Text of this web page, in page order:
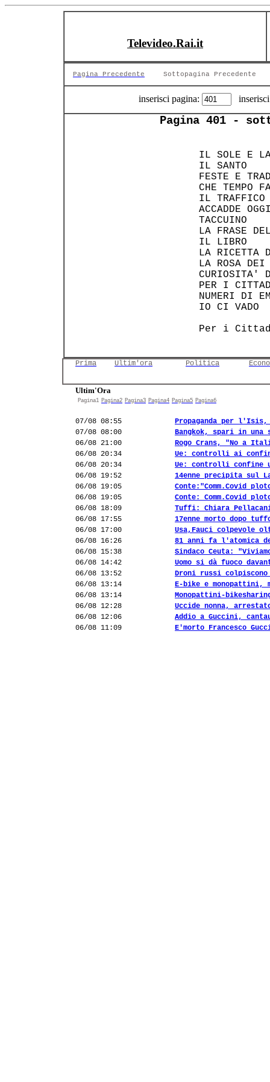
Televideo.Rai.it
Pagina Precedente Sottopagina Precedente
inserisci pagina:
Pagina 401 -
IL
FESTE
CHE
IL
LA
LA
LA
PER I
NUMERI
IO
Per i
Prima Ultim'ora Politica
Ultim'Ora
Pagina1 Pagina2 Pagina3 Pagina4 Pagina5 Pagina6
07/08 08:55
Propaganda per l'Isis,
07/08 08:00
Bangkok, spari in
06/08 21:00
Rogo Crans, "No a
06/08 20:34
Ue: controlli ai
06/08 20:34
Ue: controlli confine
06/08 19:52
14enne precipita sul
06/08 19:05
Conte:"Comm.Covid
06/08 19:05
Conte: Comm.Covid
06/08 18:09
Tuffi: Chiara
06/08 17:55
17enne morto dopo
06/08 17:00
Usa,Fauci colpevole
06/08 16:26
81 anni fa l'atomica
06/08 15:38
Sindaco Ceuta:
06/08 14:42
Uomo si dà fuoco
06/08 13:52
Droni russi colpiscono
06/08 13:14
E-bike e monopattini,
06/08 13:14
Monopattini-
06/08 12:28
Uccide nonna,
06/08 12:06
Addio a Guccini,
06/08 11:09
E'morto Francesco